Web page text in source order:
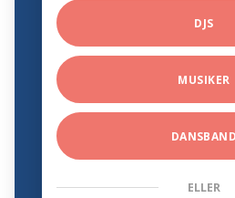
DJS
MUSIKER
DANSBAND
ELLER